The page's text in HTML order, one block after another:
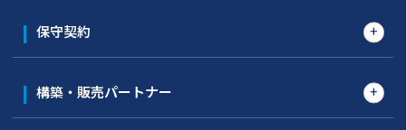
保守契約
構築・販売パートナー